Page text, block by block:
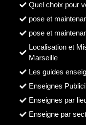
Quel choix pour
pose et
pose et
Localisation et
Marseille
Les guides
Enseignes
Enseignes par
Enseigne par